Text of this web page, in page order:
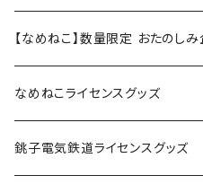
【なめねこ】数量限定 おたのし
なめねこライセンスグッズ
Tシャツ
銚子電気鉄道ライセンスグッズ